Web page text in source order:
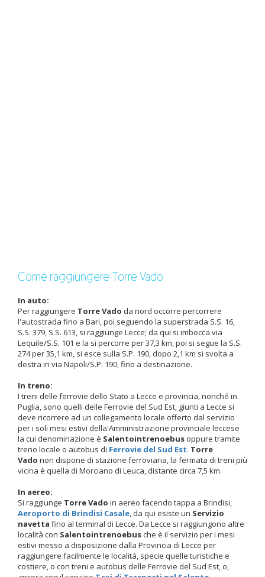
Come raggiungere Torre Vado
In auto:
Per raggiungere Torre Vado da nord occorre percorrere
l'autostrada fino a Bari, poi seguendo la superstrada S.S. 16,
S.S. 379, S.S. 613, si raggiunge Lecce; da qui si imbocca via
Lequile/S.S. 101 e la si percorre per 37,3 km, poi si segue la S.S.
274 per 35,1 km, si esce sulla S.P. 190, dopo 2,1 km si svolta a
destra in via Napoli/S.P. 190, fino a destinazione.
In treno:
I treni delle ferrovie dello Stato a Lecce e provincia, nonché in
Puglia, sono quelli delle Ferrovie del Sud Est, giunti a Lecce si
deve ricorrere ad un collegamento locale offerto dal servizio
per i soli mesi estivi della'Amministrazione provinciale leccese
la cui denominazione è Salentointrenoebus oppure tramite
treno locale o autobus di Ferrovie del Sud Est. Torre
Vado non dispone di stazione ferroviaria, la fermata di treni più
vicina è quella di Morciano di Leuca, distante circa 7,5 km.
In aereo:
Si raggiunge Torre Vado in aereo facendo tappa a Brindisi,
Aeroporto di Brindisi Casale, da qui esiste un Servizio
navetta fino al terminal di Lecce. Da Lecce si raggiungono altre
località con Salentointrenoebusche è il servizio per i mesi
estivi messo a disposizione dalla Provincia di Lecce per
raggiungere facilmente le località, specie quelle turistiche e
costiere, o con treni e autobus delle Ferrovie del Sud Est, o,